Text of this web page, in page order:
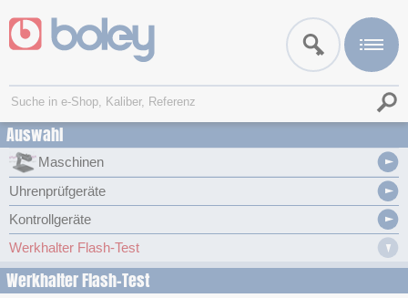
Auswahl
Maschinen
Uhrenprüfgeräte
Kontrollgeräte
Werkhalter Flash-Test
Werkhalter Flash-Test